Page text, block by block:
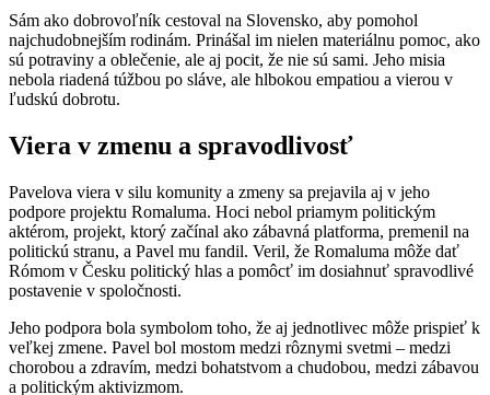
Sám ako dobrovoľník cestoval na Slovensko, aby pomohol
najchudobnejším rodinám. Prinášal im nielen materiálnu pomoc, ako
sú potraviny a oblečenie, ale aj pocit, že nie sú sami. Jeho misia
nebola riadená túžbou po sláve, ale hlbokou empatiou a vierou v
ľudskú dobrotu.​
Viera v zmenu a spravodlivosť​
Pavelova viera v silu komunity a zmeny sa prejavila aj v jeho
podpore projektu Romaluma. Hoci nebol priamym politickým
aktérom, projekt, ktorý začínal ako zábavná platforma, premenil na
politickú stranu, a Pavel mu fandil. Veril, že Romaluma môže dať
Rómom v Česku politický hlas a pomôcť im dosiahnuť spravodlivé
postavenie v spoločnosti.
Jeho podpora bola symbolom toho, že aj jednotlivec môže prispieť k
veľkej zmene. Pavel bol mostom medzi rôznymi svetmi – medzi
chorobou a zdravím, medzi bohatstvom a chudobou, medzi zábavou
a politickým aktivizmom.​